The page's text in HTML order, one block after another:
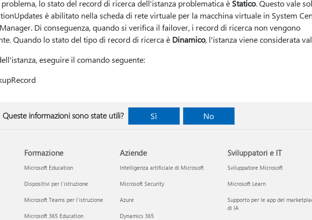
lo stato del record di ricerca dell'istanza problematica è Statico. Questo vale
è abilitato nella scheda di rete virtuale per la macchina virtuale in System
Di conseguenza, quando si verifica il failover, i record di ricerca non vengono
Quando lo stato del tipo di record di ricerca è Dinamico, l'istanza viene considerata
eseguire il comando seguente:
Queste informazioni sono state utili? Sì No
Formazione
Microsoft Education
Dispositivi per l'istruzione
Microsoft Teams per l'istruzione
Microsoft 365 Education
Aziende
Intelligenza artificiale di Microsoft
Microsoft Security
Azure
Dynamics 365
Sviluppatori e IT
Sviluppatore Microsoft
Microsoft Learn
Supporto per le app del
di IA